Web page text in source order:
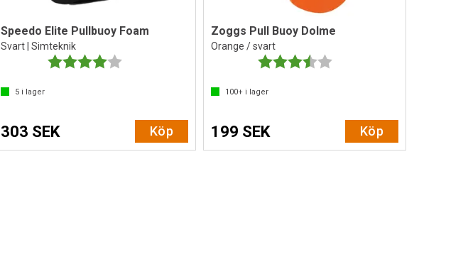
Speedo Elite Pullbuoy Foam
Svart | Simteknik
Betyg:
5 i lager
303 SEK Köp
Zoggs Pull Buoy Dolme
Orange / svart
Betyg:
100+ i lager
199 SEK Köp